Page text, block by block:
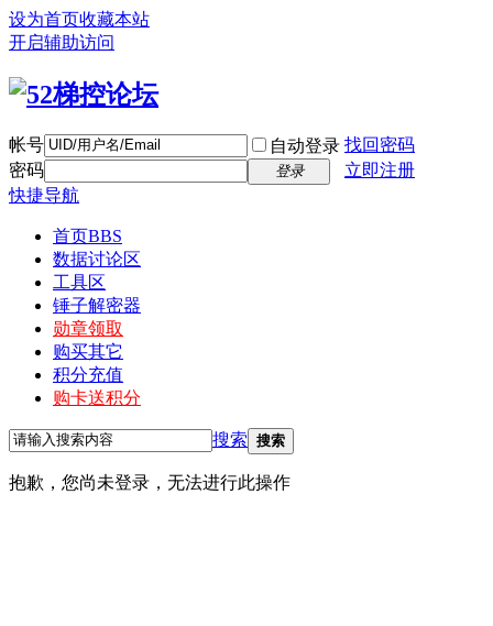
设为首页收藏本站
开启辅助访问
帐号 自动登录 找回密码
密码
登录
立即注册
快捷导航
首页BBS
数据讨论区
工具区
锤子解密器
勋章领取
购买其它
积分充值
购卡送积分
搜索 搜索
抱歉，您尚未登录，无法进行此操作